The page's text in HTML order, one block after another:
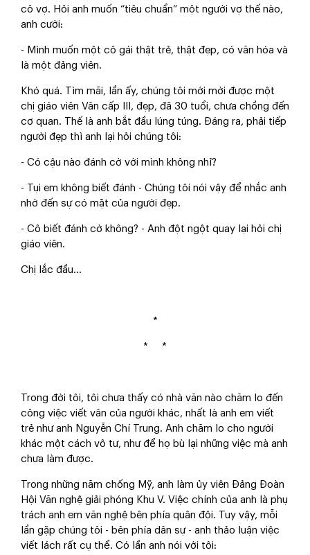
cô vợ. Hỏi anh muốn “tiêu chuẩn” một người vợ thế nào,
anh cười:
- Mình muốn một cô gái thật trẻ, thật đẹp, có văn hóa và
là một đảng viên.
Khó quá. Tìm mãi, lần ấy, chúng tôi mới mời được một
chị giáo viên Văn cấp III, đẹp, đã 30 tuổi, chưa chồng đến
cơ quan. Thế là anh bắt đầu lúng túng. Đáng ra, phải tiếp
người đẹp thì anh lại hỏi chúng tôi:
- Có cậu nào đánh cờ với mình không nhỉ?
- Tụi em không biết đánh - Chúng tôi nói vậy để nhắc anh
nhớ đến sự có mặt của người đẹp.
- Cô biết đánh cờ không? - Anh đột ngột quay lại hỏi chị
giáo viên.
Chị lắc đầu…
*
* *
Trong đời tôi, tôi chưa thấy có nhà văn nào chăm lo đến
công việc viết văn của người khác, nhất là anh em viết
trẻ như anh Nguyễn Chí Trung. Anh chăm lo cho người
khác một cách vô tư, như để họ bù lại những việc mà anh
chưa làm được.
Trong những năm chống Mỹ, anh làm ủy viên Đảng Đoàn
Hội Văn nghệ giải phóng Khu V. Việc chính của anh là phụ
trách anh em văn nghệ bên phía quân đội. Tuy vậy, mỗi
lần gặp chúng tôi - bên phía dân sự - anh thảo luận việc
viết lách rất cụ thể. Có lần anh nói với tôi: